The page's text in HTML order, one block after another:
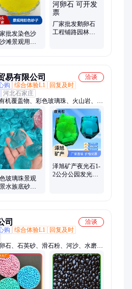
批发染色沙
滩景观用彩
厂家批发鹅卵石
工程铺路园林绿
易有限公司
洽谈
购 综合体验L1
回复及时
河北石家庄
机覆盖物、彩色玻璃珠、火山岩、石
岩片、钙粉、鹅卵石、膨润土、粉煤
高岭土、木粉、河沙、石膏粉、珍珠
玻璃珠景观
水族底砂水
泽旭矿产夜光石1-
2公分公园发光路
司
洽谈
购 综合体验L1
回复及时
石、石英砂、滑石粉、河沙、水磨